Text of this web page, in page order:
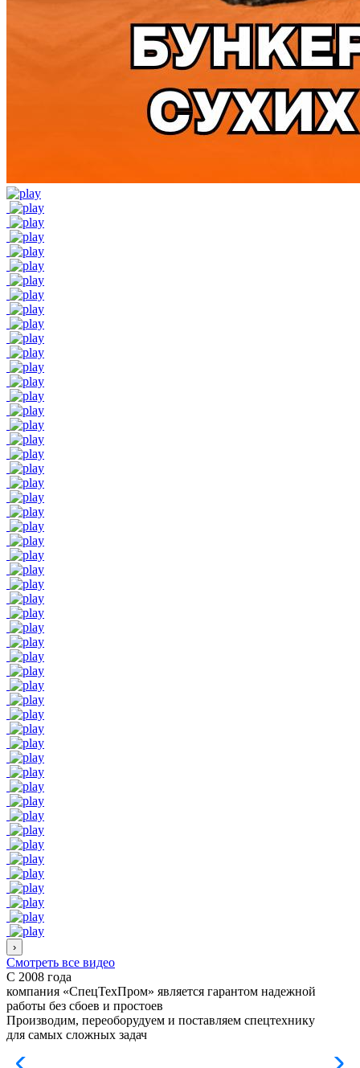
›
Смотреть все видео
С 2008 года
компания «СпецТехПром» является гарантом надежной
работы без сбоев и простоев
Производим, переоборудуем и поставляем спецтехнику
для самых сложных задач